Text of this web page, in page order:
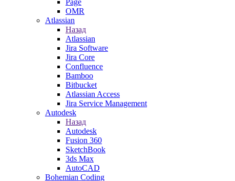
Page
OMR
Atlassian
Назад
Atlassian
Jira Software
Jira Core
Confluence
Bamboo
Bitbucket
Atlassian Access
Jira Service Management
Autodesk
Назад
Autodesk
Fusion 360
SketchBook
3ds Max
AutoCAD
Bohemian Coding